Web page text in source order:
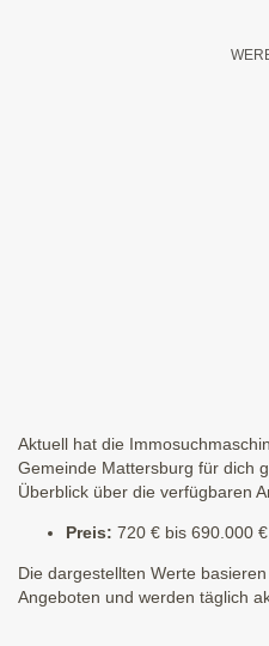
Aktuell hat die
Gemeinde Mattersburg für dich
Überblick über die verfügbaren
Preis: 720 € bis 690.000 €
Die dargestellten Werte
Angeboten und werden täglich